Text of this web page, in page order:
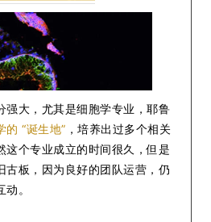
强大，尤其是细胞学专业，耶鲁
的 “诞生地” ，培养出过多个相关
这个专业成立的时间很久，但是
古板，因为良好的团队运营，仍
。